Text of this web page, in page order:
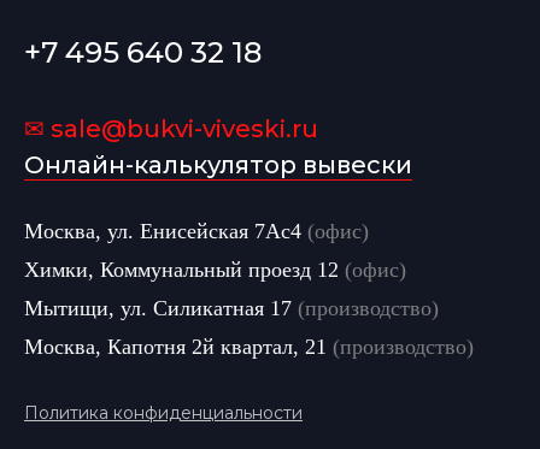
+7 495 640 32 18
✉ sale@bukvi-viveski.ru
Онлайн-калькулятор вывески
Москва, ул. Енисейская 7Ас4 (офис)
Химки, Коммунальный проезд 12 (офис)
Мытищи, ул. Силикатная 17 (производство)
Москва, Капотня 2й квартал, 21 (производство)
Политика конфиденциальности